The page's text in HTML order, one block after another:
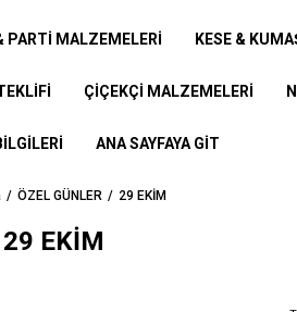
PARTİ MALZEMELERİ KESE &
ÇİÇEKÇİ MALZEMELERİ
ANA SAYFAYA GİT
ÖZEL GÜNLER 29 EKİM
29 EKİM